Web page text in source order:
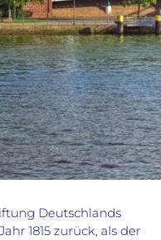
Deutschlands
1815 zurück, als der